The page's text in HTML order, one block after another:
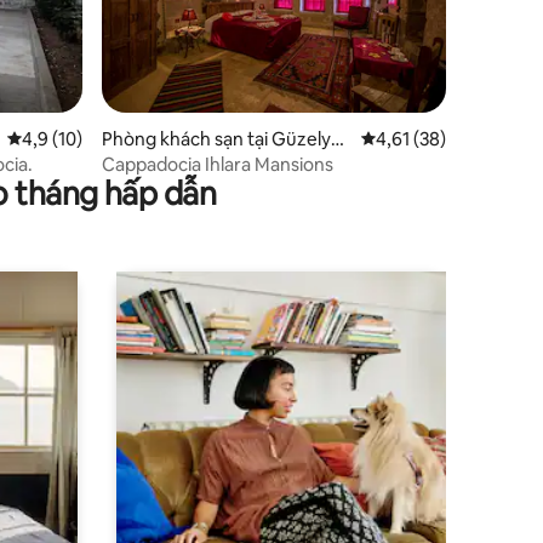
Xếp hạng trung bình 4,9/5, 10 đánh giá
4,9 (10)
Phòng khách sạn tại Güzelyur
t
Xếp hạng trung bình
4,61 (38)
Cappadocia Ihlara Mansions
tháng hấp dẫn